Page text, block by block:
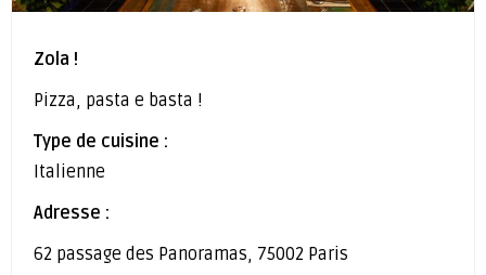
Zola !
Pizza, pasta e basta !
Type de cuisine :
Italienne
Adresse :
62 passage des Panoramas, 75002 Paris